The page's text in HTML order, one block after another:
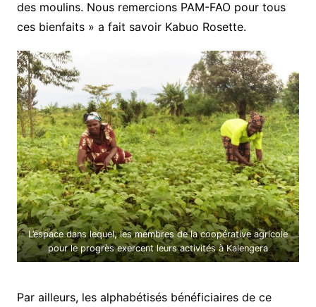
des moulins. Nous remercions PAM-FAO pour tous
ces bienfaits » a fait savoir Kabuo Rosette.
L’espace dans lequel, les membres de la coopérative agricole
pour le progrès exercent leurs activités à Kalengera
Par ailleurs, les alphabétisés bénéficiaires de ce